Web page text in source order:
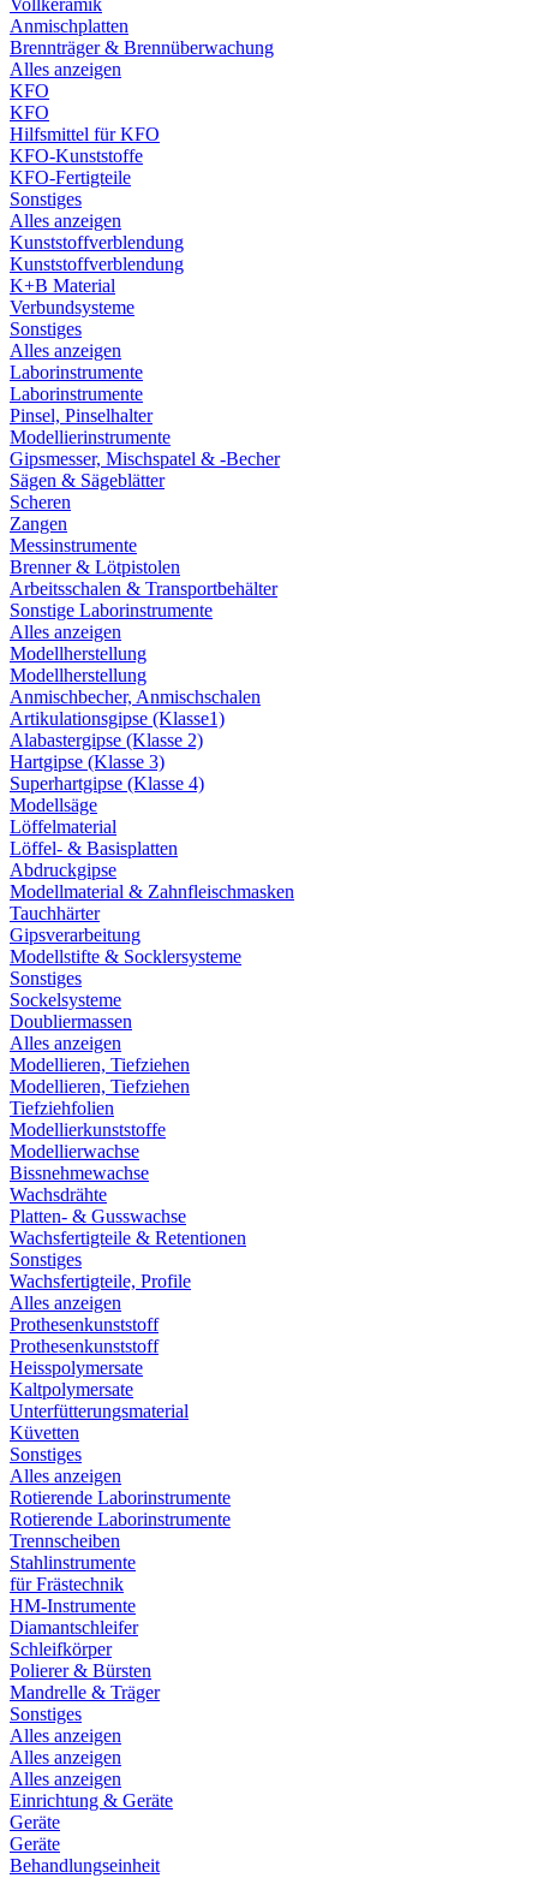
Vollkeramik
Anmischplatten
Brennträger & Brennüberwachung
Alles anzeigen
KFO
KFO
Hilfsmittel für KFO
KFO-Kunststoffe
KFO-Fertigteile
Sonstiges
Alles anzeigen
Kunststoffverblendung
Kunststoffverblendung
K+B Material
Verbundsysteme
Sonstiges
Alles anzeigen
Laborinstrumente
Laborinstrumente
Pinsel, Pinselhalter
Modellierinstrumente
Gipsmesser, Mischspatel & -Becher
Sägen & Sägeblätter
Scheren
Zangen
Messinstrumente
Brenner & Lötpistolen
Arbeitsschalen & Transportbehälter
Sonstige Laborinstrumente
Alles anzeigen
Modellherstellung
Modellherstellung
Anmischbecher, Anmischschalen
Artikulationsgipse (Klasse1)
Alabastergipse (Klasse 2)
Hartgipse (Klasse 3)
Superhartgipse (Klasse 4)
Modellsäge
Löffelmaterial
Löffel- & Basisplatten
Abdruckgipse
Modellmaterial & Zahnfleischmasken
Tauchhärter
Gipsverarbeitung
Modellstifte & Socklersysteme
Sonstiges
Sockelsysteme
Doubliermassen
Alles anzeigen
Modellieren, Tiefziehen
Modellieren, Tiefziehen
Tiefziehfolien
Modellierkunststoffe
Modellierwachse
Bissnehmewachse
Wachsdrähte
Platten- & Gusswachse
Wachsfertigteile & Retentionen
Sonstiges
Wachsfertigteile, Profile
Alles anzeigen
Prothesenkunststoff
Prothesenkunststoff
Heisspolymersate
Kaltpolymersate
Unterfütterungsmaterial
Küvetten
Sonstiges
Alles anzeigen
Rotierende Laborinstrumente
Rotierende Laborinstrumente
Trennscheiben
Stahlinstrumente
für Frästechnik
HM-Instrumente
Diamantschleifer
Schleifkörper
Polierer & Bürsten
Mandrelle & Träger
Sonstiges
Alles anzeigen
Alles anzeigen
Alles anzeigen
Einrichtung & Geräte
Geräte
Geräte
Behandlungseinheit